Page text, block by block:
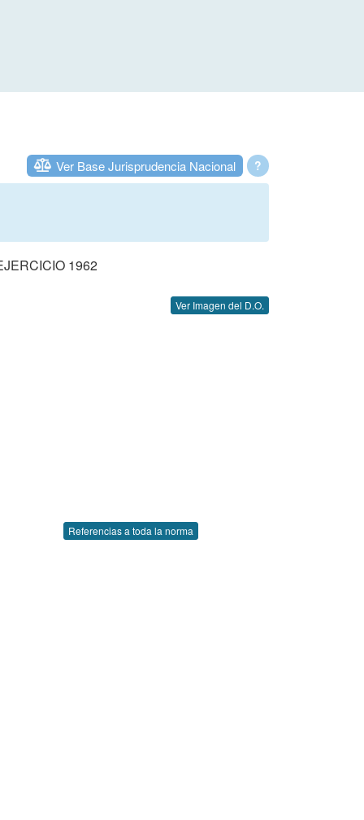
?
Ver Base Jurisprudencia Nacional
1962
Ver Imagen del D.O.
Referencias a toda la norma